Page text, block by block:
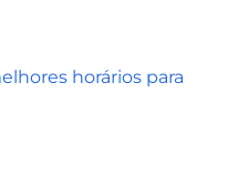
horários para